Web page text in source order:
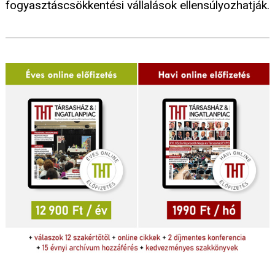
fogyasztáscsökkentési vállalások ellensúlyozhatják.